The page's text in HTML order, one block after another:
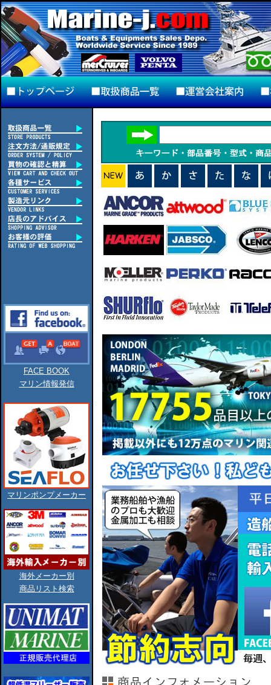
FACE BOOK
マリン情報発信
マリンポンプメーカー
海外メーカー別
商品リスト検索